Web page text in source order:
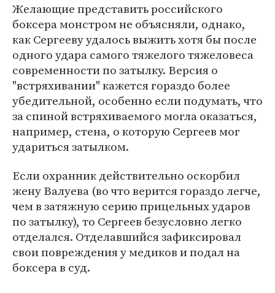
Желающие представить российского
боксера монстром не объясняли, однако,
как Сергееву удалось выжить хотя бы после
одного удара самого тяжелого тяжеловеса
современности по затылку. Версия о
"встряхивании" кажется гораздо более
убедительной, особенно если подумать, что
за спиной встряхиваемого могла оказаться,
например, стена, о которую Сергеев мог
удариться затылком.
Если охранник действительно оскорбил
жену Валуева (во что верится гораздо легче,
чем в затяжную серию прицельных ударов
по затылку), то Сергеев безусловно легко
отделался. Отделавшийся зафиксировал
свои повреждения у медиков и подал на
боксера в суд.